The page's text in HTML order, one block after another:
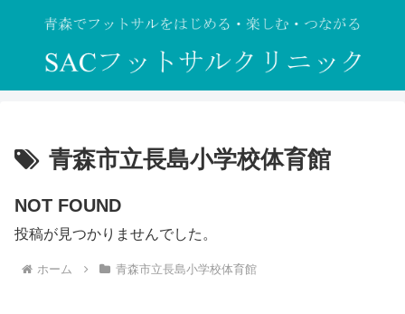
青森市立長島小学校体育館
NOT FOUND
投稿が見つかりませんでした。
ホーム 青森市立長島小学校体育館